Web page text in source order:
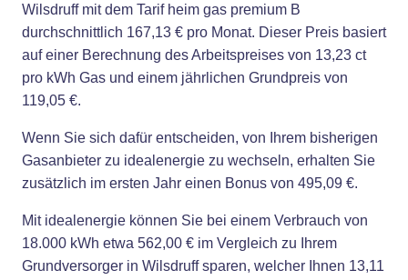
Wilsdruff mit dem Tarif heim gas premium B
durchschnittlich 167,13 € pro Monat. Dieser Preis basiert
auf einer Berechnung des Arbeitspreises von 13,23 ct
pro kWh Gas und einem jährlichen Grundpreis von
119,05 €.
Wenn Sie sich dafür entscheiden, von Ihrem bisherigen
Gasanbieter zu idealenergie zu wechseln, erhalten Sie
zusätzlich im ersten Jahr einen Bonus von 495,09 €.
Mit idealenergie können Sie bei einem Verbrauch von
18.000 kWh etwa 562,00 € im Vergleich zu Ihrem
Grundversorger in Wilsdruff sparen, welcher Ihnen 13,11